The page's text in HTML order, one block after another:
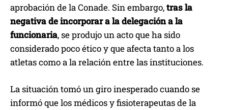
aprobación de la Conade. Sin embargo,tras la
negativa de incorporar a la delegación a la
funcionaria, se produjo un acto que ha sido
considerado poco ético y que afecta tanto a los
atletas como a la relación entre las instituciones.
La situación tomó un giro inesperado cuando se
informó que los médicos y fisioterapeutas de la